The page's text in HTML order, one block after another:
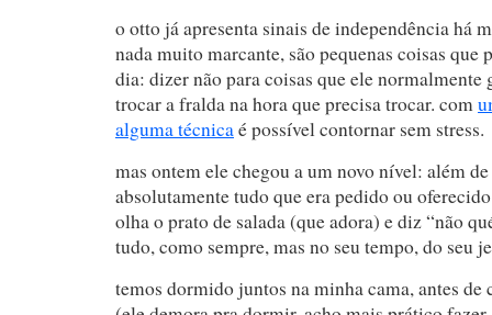
o otto já apresenta sinais de independência há
nada muito marcante, são pequenas coisas que
dia: dizer não para coisas que ele normalmente
trocar a fralda na hora que precisa trocar. com
alguma técnicaé possível contornar sem stress.
mas ontem ele chegou a um novo nível: além
absolutamente tudo que era pedido ou
olha o prato de salada (que adora) e diz “não
tudo, como sempre, mas no seu tempo, do seu
temos dormido juntos na minha cama, antes de